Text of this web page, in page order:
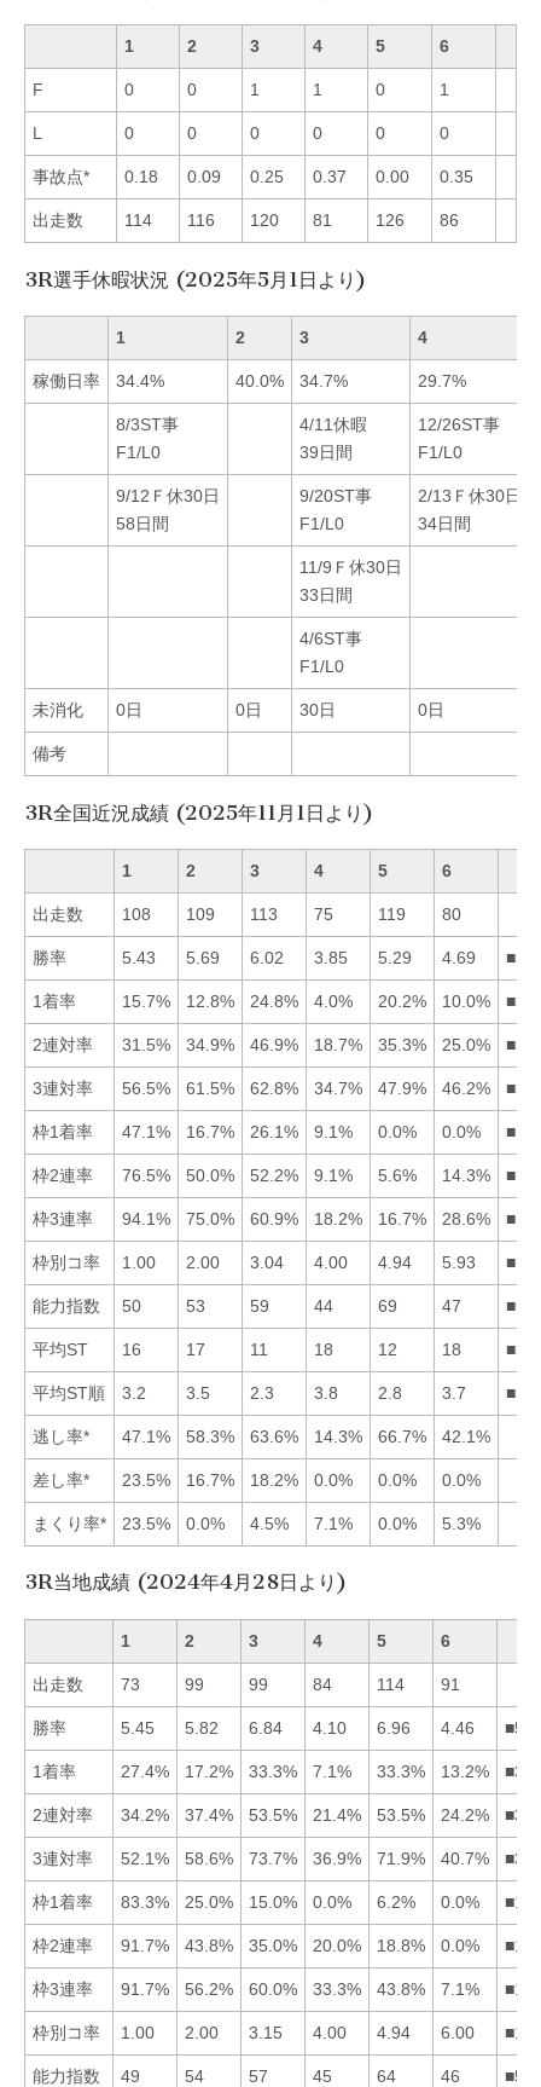
1 2 3 4 5 6
F 0 0 1 1 0 1
L 0 0 0 0 0 0
事故点* 0.18 0.09 0.25 0.37 0.00 0.35
出走数 114 116 120 81 126 86
3R選手休暇状況 (2025年5月1日より)
1 2 3 4
稼働日率 34.4% 40.0% 34.7% 29.7%
8/3ST事
F1/L0
4/11休暇
39日間
12/26ST事
F1/L0
9/12Ｆ休30日
58日間
9/20ST事
F1/L0
2/13Ｆ休30日
34日間
11/9Ｆ休30日
33日間
4/6ST事
F1/L0
未消化 0日 0日 30日 0日
備考
3R全国近況成績 (2025年11月1日より)
1 2 3 4 5 6
出走数 108 109 113 75 119 80
勝率 5.43 5.69 6.02 3.85 5.29 4.69
1着率 15.7% 12.8% 24.8% 4.0% 20.2% 10.0%
2連対率 31.5% 34.9% 46.9% 18.7% 35.3% 25.0%
3連対率 56.5% 61.5% 62.8% 34.7% 47.9% 46.2%
枠1着率 47.1% 16.7% 26.1% 9.1% 0.0% 0.0%
枠2連率 76.5% 50.0% 52.2% 9.1% 5.6% 14.3%
枠3連率 94.1% 75.0% 60.9% 18.2% 16.7% 28.6%
枠別コ率 1.00 2.00 3.04 4.00 4.94 5.93
能力指数 50 53 59 44 69 47
平均ST 16 17 11 18 12 18
平均ST順 3.2 3.5 2.3 3.8 2.8 3.7
逃し率* 47.1% 58.3% 63.6% 14.3% 66.7% 42.1%
差し率* 23.5% 16.7% 18.2% 0.0% 0.0% 0.0%
まくり率* 23.5% 0.0% 4.5% 7.1% 0.0% 5.3%
3R当地成績 (2024年4月28日より)
1 2 3 4 5 6
出走数 73 99 99 84 114 91
勝率 5.45 5.82 6.84 4.10 6.96 4.46
1着率 27.4% 17.2% 33.3% 7.1% 33.3% 13.2%
2連対率 34.2% 37.4% 53.5% 21.4% 53.5% 24.2%
3連対率 52.1% 58.6% 73.7% 36.9% 71.9% 40.7%
枠1着率 83.3% 25.0% 15.0% 0.0% 6.2% 0.0%
枠2連率 91.7% 43.8% 35.0% 20.0% 18.8% 0.0%
枠3連率 91.7% 56.2% 60.0% 33.3% 43.8% 7.1%
枠別コ率 1.00 2.00 3.15 4.00 4.94 6.00
能力指数 49 54 57 45 64 46